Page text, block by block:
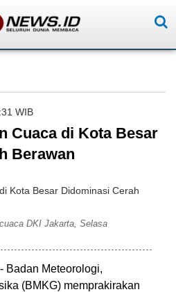
WIB
Cuaca di Kota Besar
Berawan
DKI Jakarta, Selasa
- Badan Meteorologi,
(BMKG) memprakirakan